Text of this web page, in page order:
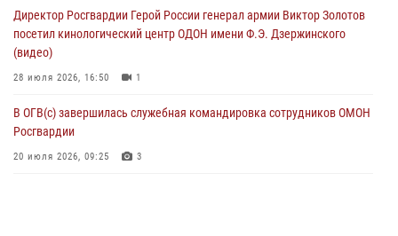
06 августа 2026, 10:13 1
Директор Росгвардии Герой России генерал армии Виктор Золотов
посетил кинологический центр ОДОН имени Ф.Э. Дзержинского
(видео)
28 июля 2026, 16:50 1
В ОГВ(с) завершилась служебная командировка сотрудников ОМОН
Росгвардии
20 июля 2026, 09:25 3